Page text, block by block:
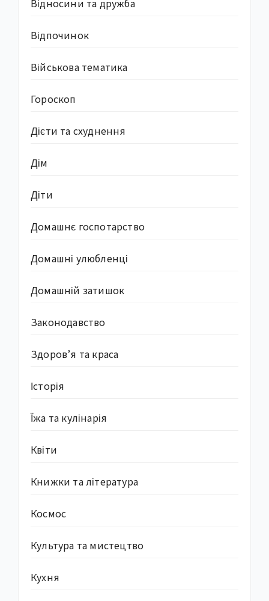
Відносини та дружба
Відпочинок
Військова тематика
Гороскоп
Дієти та схуднення
Дім
Діти
Домашнє госпотарство
Домашні улюбленці
Домашній затишок
Законодавство
Здоров’я та краса
Історія
Їжа та кулінарія
Квіти
Книжки та література
Космос
Культура та мистецтво
Кухня